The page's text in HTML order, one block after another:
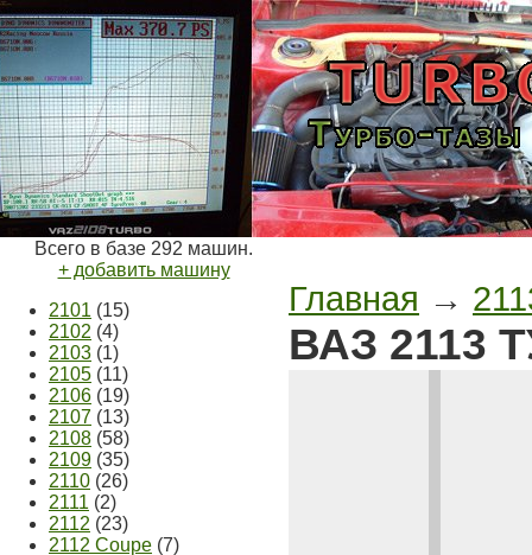
Всего в базе 292 машин.
+ добавить машину
2101 (15)
2102 (4)
2103 (1)
2105 (11)
2106 (19)
2107 (13)
2108 (58)
2109 (35)
2110 (26)
2111 (2)
2112 (23)
2112 Coupe (7)
Главная →
ВАЗ 2113